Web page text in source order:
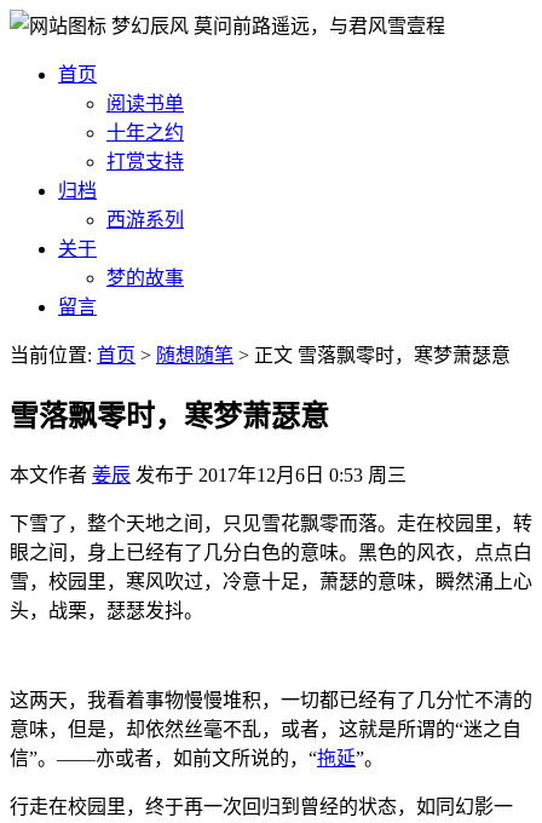
梦幻辰风 莫问前路遥远，与君风雪壹程
首页
阅读书单
十年之约
打赏支持
归档
西游系列
关于
梦的故事
留言
当前位置: 首页 > 随想随笔 > 正文 雪落飘零时，寒梦萧瑟意
雪落飘零时，寒梦萧瑟意
本文作者 姜辰 发布于 2017年12月6日 0:53 周三
下雪了，整个天地之间，只见雪花飘零而落。走在校园里，转
眼之间，身上已经有了几分白色的意味。黑色的风衣，点点白
雪，校园里，寒风吹过，冷意十足，萧瑟的意味，瞬然涌上心
头，战栗，瑟瑟发抖。
这两天，我看着事物慢慢堆积，一切都已经有了几分忙不清的
意味，但是，却依然丝毫不乱，或者，这就是所谓的“迷之自
信”。——亦或者，如前文所说的，“拖延”。
行走在校园里，终于再一次回归到曾经的状态，如同幻影一